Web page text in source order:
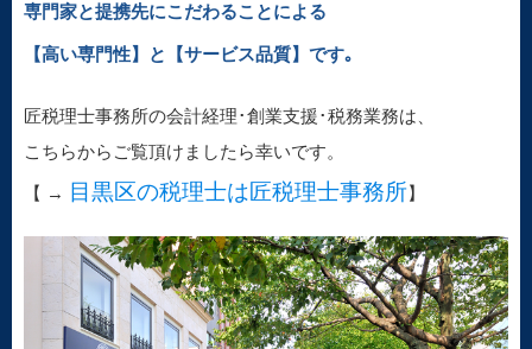
専門家と提携先にこだわることによる
【高い専門性】と【サービス品質】です｡
匠税理士事務所の会計経理･創業支援･税務業務は、
こちらからご覧頂けましたら幸いです。
【 → 目黒区の税理士は匠税理士事務所】